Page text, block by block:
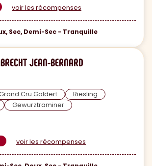
voir les récompenses
Sec, Demi-Sec - Tranquille
JEAN-BERNARD
Cru Goldert
Riesling
Gewurztraminer
voir les récompenses